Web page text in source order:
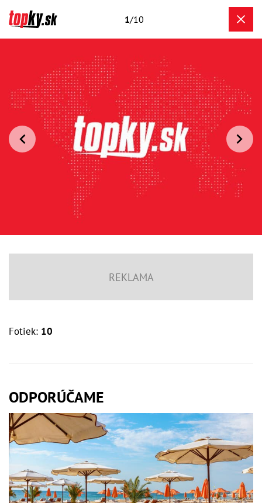
1/10
Fotiek: 10
ODPORÚČAME